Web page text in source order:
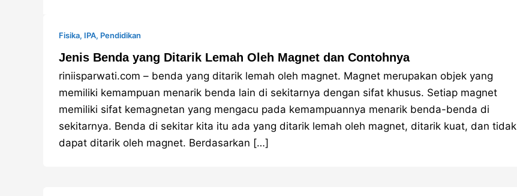
Fisika, IPA, Pendidikan
Jenis Benda yang Ditarik Lemah Oleh Magnet dan Contohnya
riniisparwati.com – benda yang ditarik lemah oleh magnet. Magnet merupakan objek yang
memiliki kemampuan menarik benda lain di sekitarnya dengan sifat khusus. Setiap magnet
memiliki sifat kemagnetan yang mengacu pada kemampuannya menarik benda-benda di
sekitarnya. Benda di sekitar kita itu ada yang ditarik lemah oleh magnet, ditarik kuat, dan tidak
dapat ditarik oleh magnet. Berdasarkan […]